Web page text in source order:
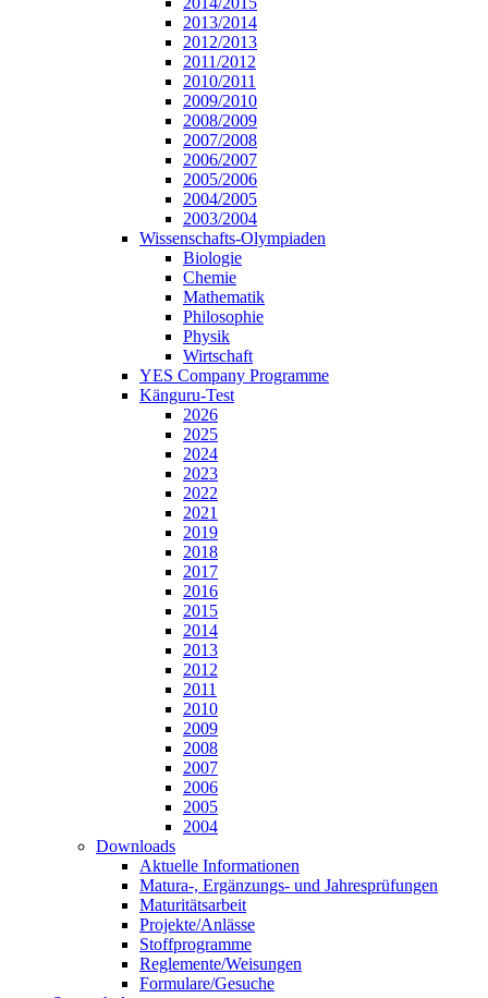
2013/2014
2012/2013
2011/2012
2010/2011
2009/2010
2008/2009
2007/2008
2006/2007
2005/2006
2004/2005
2003/2004
Wissenschafts-Olympiaden
Biologie
Chemie
Mathematik
Philosophie
Physik
Wirtschaft
YES Company Programme
Känguru-Test
2026
2025
2024
2023
2022
2021
2019
2018
2017
2016
2015
2014
2013
2012
2011
2010
2009
2008
2007
2006
2005
2004
Downloads
Aktuelle Informationen
Matura-, Ergänzungs- und Jahresprüfungen
Maturitätsarbeit
Projekte/Anlässe
Stoffprogramme
Reglemente/Weisungen
Formulare/Gesuche